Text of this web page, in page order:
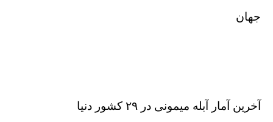
جهان
آخرین آمار آبله میمونی در ۲۹ کشور دنیا